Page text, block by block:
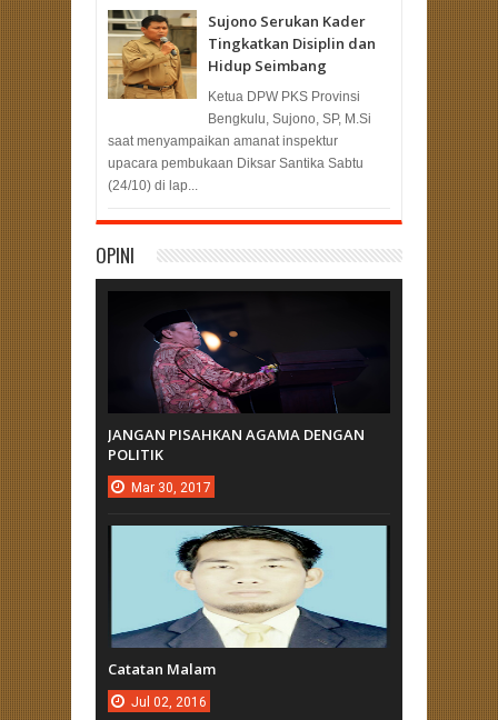
Sujono Serukan Kader
Tingkatkan Disiplin dan
Hidup Seimbang
Ketua DPW PKS Provinsi
Bengkulu, Sujono, SP, M.Si
saat menyampaikan amanat inspektur
upacara pembukaan Diksar Santika Sabtu
(24/10) di lap...
OPINI
JANGAN PISAHKAN AGAMA DENGAN
POLITIK
Mar 30, 2017
Catatan Malam
Jul 02, 2016